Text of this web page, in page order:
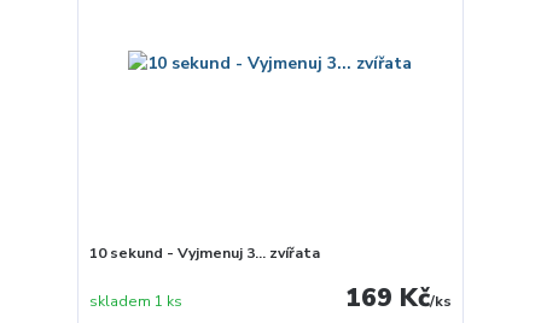
10 sekund - Vyjmenuj 3... zvířata
169 Kč/ks
skladem 1 ks